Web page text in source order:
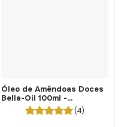
Óleo de Amêndoas Doces
Bella-Oil 100ml -
BellaPhytus
(4)